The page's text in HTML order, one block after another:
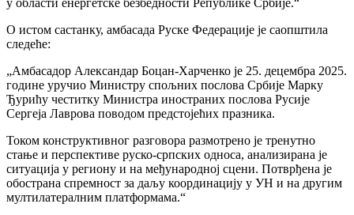
О истом састанку, амбасада Руске Федерације је саопштила
следеће:
„Амбасадор Александар Боцан-Харченко је 25. децембра 2025.
године уручио Министру спољних послова Србије Марку
Ђурићу честитку Министра иностраних послова Русије
Сергеја Лаврова поводом предстојећих празника.
Током конструктивног разговора размотрено је тренутно
стање и перспективе руско-српских односа, анализирана је
ситуација у региону и на међународној сцени. Потврђена је
обострана спремност за даљу координацију у УН и на другим
мултилатералним платформама.“